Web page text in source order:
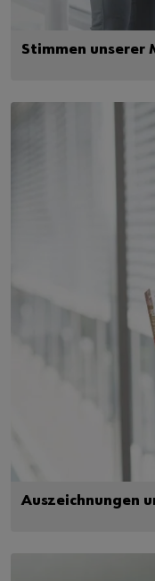
Stimmen unserer
Auszeichnungen